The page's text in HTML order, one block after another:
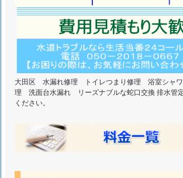
ト
レ
ま
り
水
れ
蛇
大田区 水漏れ修理 トイレつまり修理 浴室シャ
理 洗面台水漏れ リーズナブルな蛇口交換 排水管
ください。